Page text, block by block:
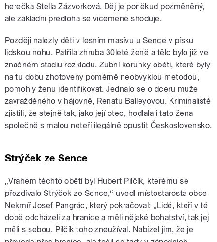
herečka Stella Zázvorková. Děj je poněkud pozměněný,
ale základní předloha se víceméně shoduje.
Později nalezly děti v lesním masívu u Sence v písku
lidskou nohu. Patřila zhruba 30leté ženě a tělo bylo již ve
značném stadiu rozkladu. Zubní korunky oběti, které byly
na tu dobu zhotoveny poměrně neobvyklou metodou,
pomohly ženu identifikovat. Jednalo se o dceru muže
zavražděného v hájovně, Renatu Balleyovou. Kriminalisté
zjistili, že stejně tak, jako její otec, hodlala i tato žena
společně s malou neteří ilegálně opustit Československo.
Strýček ze Sence
„Vrahem těchto obětí byl Hubert Pilčík, kterému se
přezdívalo Strýček ze Sence,“ uvedl místostarosta obce
Nekmíř Josef Pangrác, který pokračoval: „Lidé, kteří v té
době odcházeli za hranice a měli nějaké bohatství, tak jej
měli s sebou. Pilčík toho zneužíval. Nabízel jim, že je